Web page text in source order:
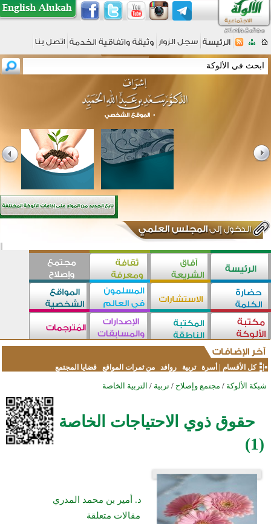
كل الأقسام أسرة تربية روافد من ثمرات المواقع قضايا المجتمع
شبكة الألوكة / مجتمع وإصلاح / تربية / التربية الخاصة
حقوق ذوي الاحتياجات الخاصة
(1)
د. أمير بن محمد المدري
مقالات متعلقة